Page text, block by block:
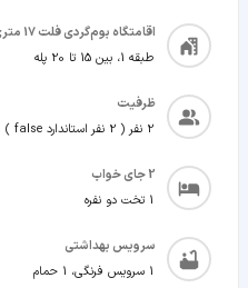
اقامتگاه بوم‌گردی فلت 17 متری
طبقه 1، بین 15 تا 20 پله
ظرفیت
2 نفر ( 2 نفر استاندارد false )
2جای خواب
1 تخت دو نفره
سرویس بهداشتی
1 سرویس فرنگی، 1 حمام